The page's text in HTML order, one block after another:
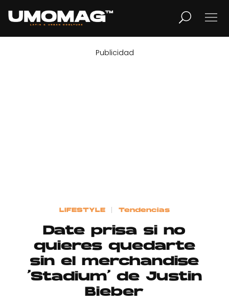
LIFESTYLE
Contacto
Aviso Legal
Publicidad
LIFESTYLE Tendencias
Date prisa si no
quieres quedarte
sin el merchandise
‘Stadium’ de Justin
Bieber